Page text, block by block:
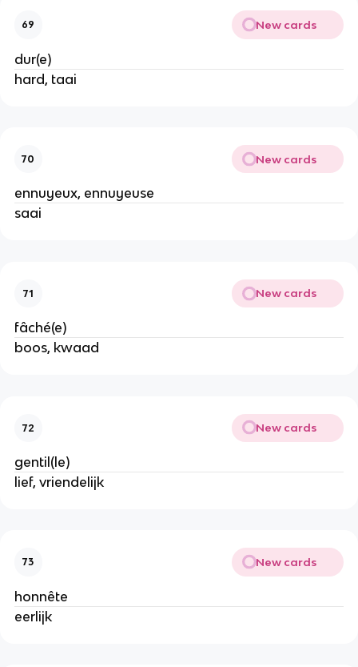
69 New cards
dur(e)
hard, taai
70 New cards
ennuyeux, ennuyeuse
saai
71 New cards
fâché(e)
boos, kwaad
72 New cards
gentil(le)
lief, vriendelijk
73 New cards
honnête
eerlijk